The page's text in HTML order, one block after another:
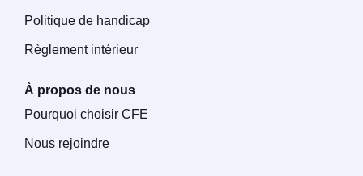
Politique de handicap
Règlement intérieur
À propos de nous
Pourquoi choisir CFE
Nous rejoindre